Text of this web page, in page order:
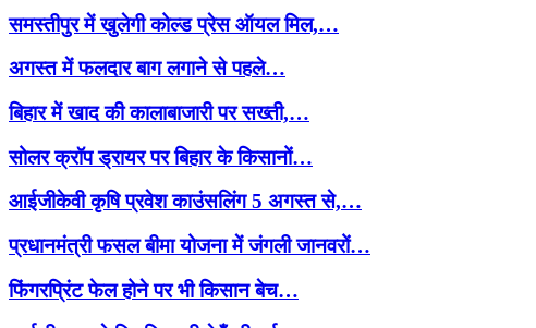
समस्तीपुर में खुलेगी कोल्ड प्रेस ऑयल मिल,…
अगस्त में फलदार बाग लगाने से पहले…
बिहार में खाद की कालाबाजारी पर सख्ती,…
सोलर क्रॉप ड्रायर पर बिहार के किसानों…
आईजीकेवी कृषि प्रवेश काउंसलिंग 5 अगस्त से,…
प्रधानमंत्री फसल बीमा योजना में जंगली जानवरों…
फिंगरप्रिंट फेल होने पर भी किसान बेच…